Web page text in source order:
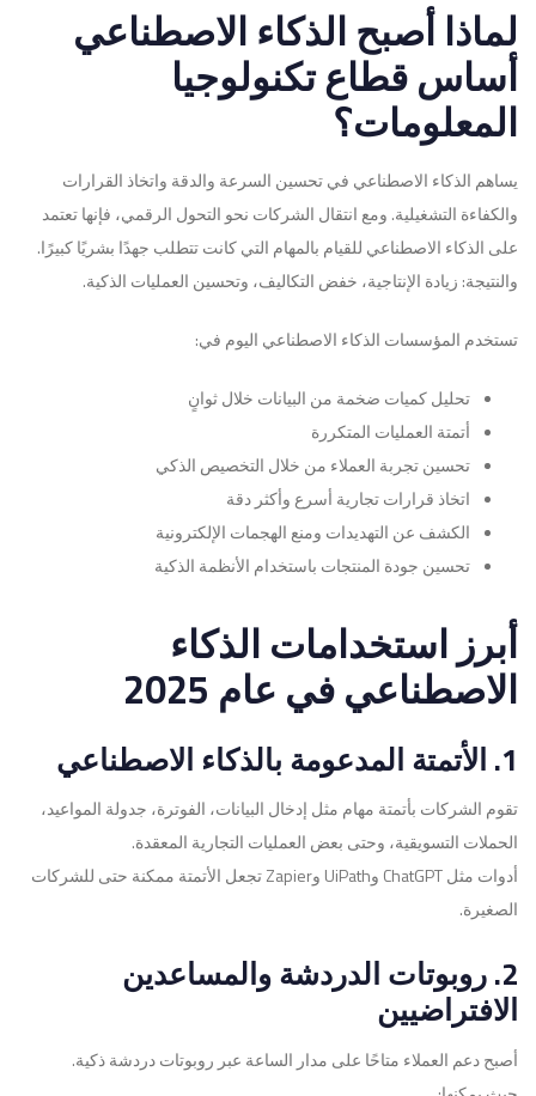
لماذا أصبح الذكاء الاصطناعي
أساس قطاع تكنولوجيا
المعلومات؟
يساهم الذكاء الاصطناعي في تحسين السرعة والدقة واتخاذ القرارات
والكفاءة التشغيلية. ومع انتقال الشركات نحو التحول الرقمي، فإنها تعتمد
على الذكاء الاصطناعي للقيام بالمهام التي كانت تتطلب جهدًا بشريًا كبيرًا.
والنتيجة: زيادة الإنتاجية، خفض التكاليف، وتحسين العمليات الذكية.
تستخدم المؤسسات الذكاء الاصطناعي اليوم في:
تحليل كميات ضخمة من البيانات خلال ثوانٍ
أتمتة العمليات المتكررة
تحسين تجربة العملاء من خلال التخصيص الذكي
اتخاذ قرارات تجارية أسرع وأكثر دقة
الكشف عن التهديدات ومنع الهجمات الإلكترونية
تحسين جودة المنتجات باستخدام الأنظمة الذكية
أبرز استخدامات الذكاء
الاصطناعي في عام 2025
1. الأتمتة المدعومة بالذكاء الاصطناعي
تقوم الشركات بأتمتة مهام مثل إدخال البيانات، الفوترة، جدولة المواعيد،
الحملات التسويقية، وحتى بعض العمليات التجارية المعقدة.
أدوات مثل ChatGPT وUiPath وZapier تجعل الأتمتة ممكنة حتى للشركات
الصغيرة.
2. روبوتات الدردشة والمساعدين
الافتراضيين
أصبح دعم العملاء متاحًا على مدار الساعة عبر روبوتات دردشة ذكية.